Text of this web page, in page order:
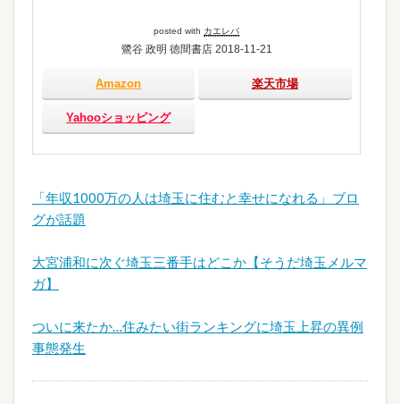
posted with カエレバ
鷺谷 政明 徳間書店 2018-11-21
Amazon 楽天市場
Yahooショッピング
「年収1000万の人は埼玉に住むと幸せになれる」ブロ
グが話題
大宮浦和に次ぐ埼玉三番手はどこか【そうだ埼玉メルマ
ガ】
ついに来たか…住みたい街ランキングに埼玉上昇の異例
事態発生